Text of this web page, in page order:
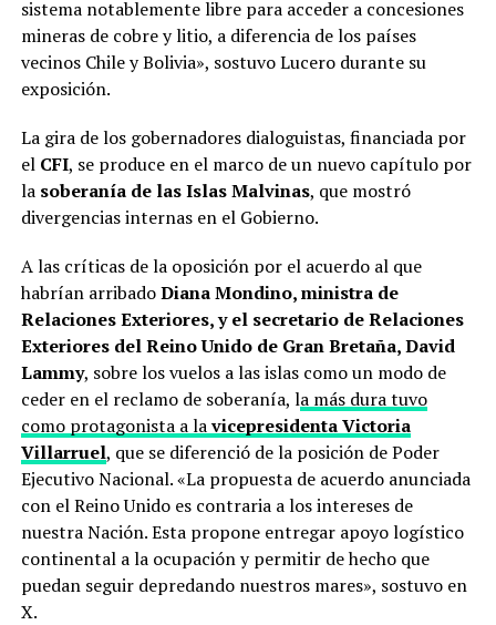
sistema notablemente libre para acceder a concesiones
mineras de cobre y litio, a diferencia de los países
vecinos Chile y Bolivia», sostuvo Lucero durante su
exposición.
La gira de los gobernadores dialoguistas, financiada por
el CFI, se produce en el marco de un nuevo capítulo por
la soberanía de las Islas Malvinas, que mostró
divergencias internas en el Gobierno.
A las críticas de la oposición por el acuerdo al que
habrían arribadoDiana Mondino, ministra de
Relaciones Exteriores, y el secretario de Relaciones
Exteriores del Reino Unido de Gran Bretaña, David
Lammy, sobre los vuelos a las islas como un modo de
ceder en el reclamo de soberanía, la más dura tuvo
como protagonista a lavicepresidenta Victoria
Villarruel, que se diferenció de la posición de Poder
Ejecutivo Nacional. «La propuesta de acuerdo anunciada
con el Reino Unido es contraria a los intereses de
nuestra Nación. Esta propone entregar apoyo logístico
continental a la ocupación y permitir de hecho que
puedan seguir depredando nuestros mares», sostuvo en
X.